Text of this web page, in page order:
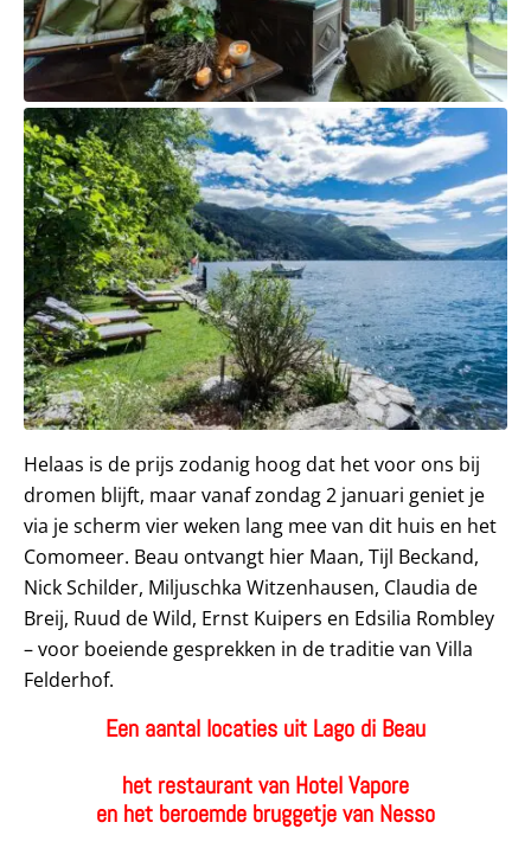
Helaas is de prijs zodanig hoog dat het voor ons bij
dromen blijft, maar vanaf zondag 2 januari geniet je
via je scherm vier weken lang mee van dit huis en het
Comomeer. Beau ontvangt hier Maan, Tijl Beckand,
Nick Schilder, Miljuschka Witzenhausen, Claudia de
Breij, Ruud de Wild, Ernst Kuipers en Edsilia Rombley
– voor boeiende gesprekken in de traditie van Villa
Felderhof.
Een aantal locaties uit Lago di Beau
het restaurant van Hotel Vapore
en het beroemde bruggetje van Nesso